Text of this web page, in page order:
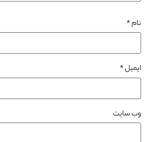
نام*
ایمیل*
وب‌ سایت